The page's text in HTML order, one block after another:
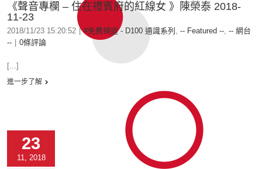
《聲音專欄 – 住在禮賓府的紅線女 》陳榮泰 2018-
11-23
2018/11/23 15:20:52 | #免費頻道 - D100 通識系列 , -- Featured --, -- 網台
--
0條評論
[...]
進一步了解
23
11, 2018